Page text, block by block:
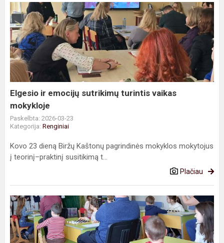
Elgesio
ir
emocijų
sutrikimų
turintis
vaikas
mokykloje
Elgesio ir emocijų sutrikimų turintis vaikas
mokykloje
Paskelbta: 2026-03-23
Kategorija: Renginiai
Kovo 23 dieną Biržų Kaštonų pagrindinės mokyklos mokytojus
į teorinį–praktinį susitikimą t...
Plačiau
Šaškių
turnyras
"Mes
mokame